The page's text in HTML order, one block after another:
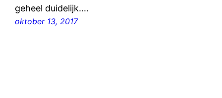
geheel duidelijk.…
oktober 13, 2017